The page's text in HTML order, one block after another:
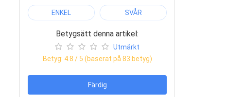
ENKEL SVÅR
Betygsätt denna artikel:
Utmärkt
Betyg: 4.8 / 5 (baserat på 83 betyg)
Färdig